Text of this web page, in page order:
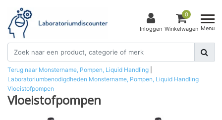
Inloggen
0
Winkelwagen Menu
Terug naar Monstername, Pompen, Liquid Handling
Laboratoriumbenodigdheden Monstername, Pompen, Liquid Handling
Vloeistofpompen
Vloeistofpompen